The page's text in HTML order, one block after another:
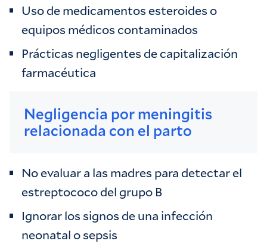
Uso de medicamentos esteroides o
equipos médicos contaminados
Prácticas negligentes de capitalización
farmacéutica
Negligencia por meningitis
relacionada con el parto
No evaluar a las madres para detectar el
estreptococo del grupo B
Ignorar los signos de una infección
neonatal o sepsis